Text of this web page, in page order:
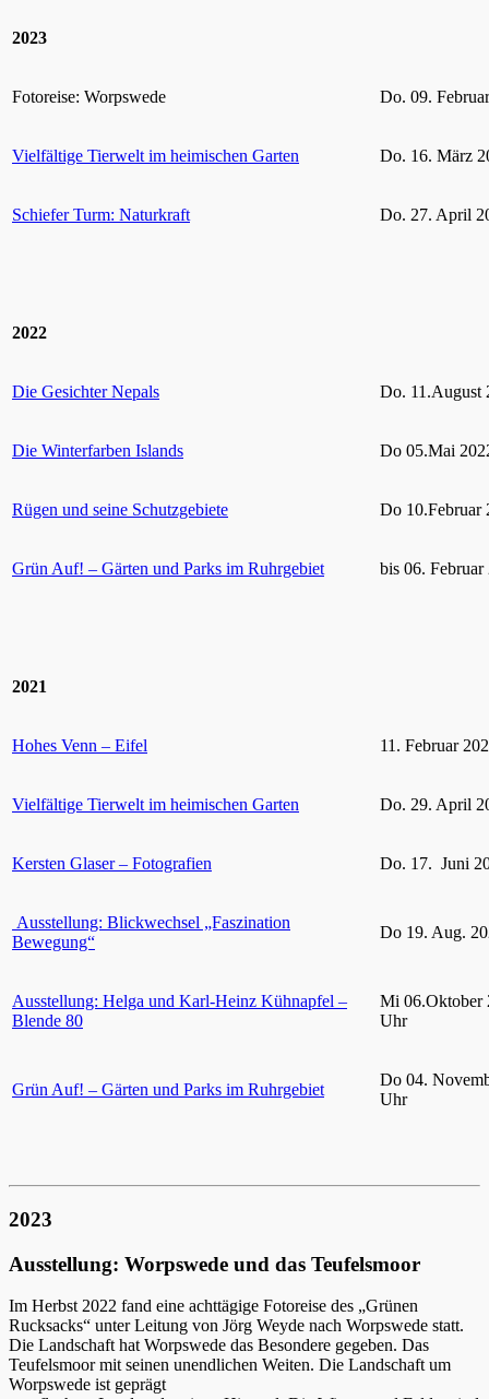
2023
Fotoreise: Worpswede Do. 09.
Vielfältige Tierwelt im heimischen Garten Do. 16. März
Schiefer Turm: Naturkraft Do. 27. April
2022
Die Gesichter Nepals Do. 11.August
Die Winterfarben Islands Do 05.Mai
Rügen und seine Schutzgebiete Do 10.Februar
Grün Auf! – Gärten und Parks im Ruhrgebiet bis 06. Februar
2021
Hohes Venn – Eifel 11. Februar
Vielfältige Tierwelt im heimischen Garten Do. 29. April
Kersten Glaser – Fotografien Do. 17. Juni
Ausstellung: Blickwechsel „Faszination
Bewegung“
Do 19. Aug.
Ausstellung: Helga und Karl-Heinz Kühnapfel –
Blende 80
Mi 06.Oktober
Uhr
Grün Auf! – Gärten und Parks im Ruhrgebiet
Do 04.
Uhr
2023
Ausstellung: Worpswede und das Teufelsmoor
Im Herbst 2022 fand eine achttägige Fotoreise des „Grünen
Rucksacks“ unter Leitung von Jörg Weyde nach Worpswede statt.
Die Landschaft hat Worpswede das Besondere gegeben. Das
Teufelsmoor mit seinen unendlichen Weiten. Die Landschaft um
Worpswede ist geprägt